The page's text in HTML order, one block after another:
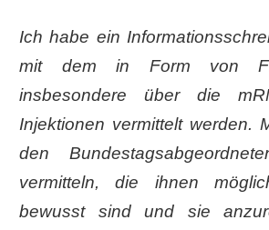
Ich habe ein
mit dem in Form von
insbesondere über die
Injektionen vermittelt werden.
den
vermitteln, die ihnen
bewusst sind und sie